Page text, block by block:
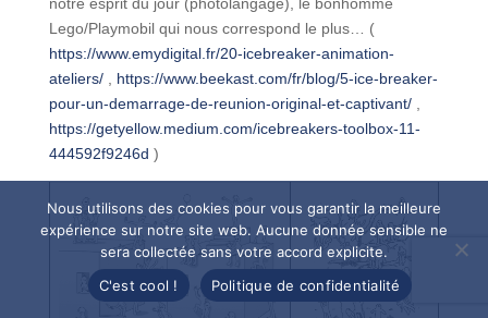
Lego/Playmobil qui nous correspond le plus… (
https://www.emydigital.fr/20-icebreaker-animation-
ateliers/, https://www.beekast.com/fr/blog/5-ice-breaker-
pour-un-demarrage-de-reunion-original-et-captivant/,
https://getyellow.medium.com/icebreakers-toolbox-11-
444592f9246d )
Nous utilisons des cookies pour vous garantir la meilleure
expérience sur notre site web. Aucune donnée sensible ne
sera collectée sans votre accord explicite.
C'est cool !
Politique de confidentialité